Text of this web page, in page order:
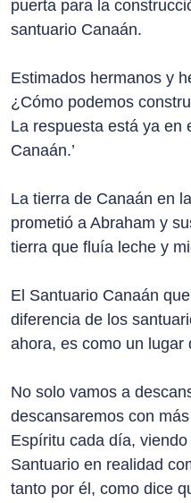
puerta para la
santuario Canaán.
Estimados hermanos y
¿Cómo podemos
La respuesta está ya en
Canaán.’
La tierra de Canaán en
prometió a Abraham y
tierra que fluía leche y
El Santuario Canaán
diferencia de los
ahora, es como un lugar
No solo vamos a
descansaremos con
Espíritu cada día,
Santuario en realidad
tanto por él, como dice